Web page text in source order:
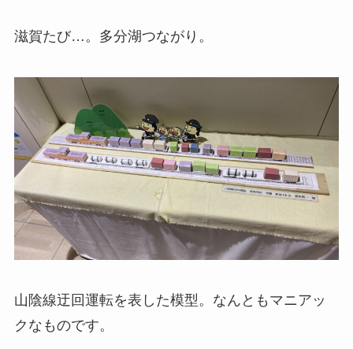
滋賀たび…。多分湖つながり。
山陰線迂回運転を表した模型。なんともマニアッ
クなものです。